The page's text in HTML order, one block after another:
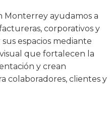
Monterrey ayudamos a
corporativos y
espacios mediante
que fortalecen la
y crean
colaboradores, clientes y